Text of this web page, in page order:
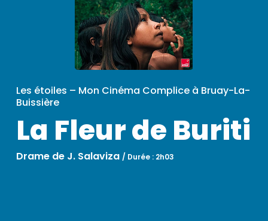
Les étoiles – Mon Cinéma Complice à Bruay-La-
Buissière
La Fleur de Buriti
Drame de J. Salaviza / Durée : 2h03